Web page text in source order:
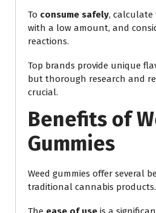
To consume safely, calculate
with a low amount, and
reactions.
Top brands provide unique
but thorough research and
crucial.
Benefits of
Gummies
Weed gummies offer several
traditional cannabis products.